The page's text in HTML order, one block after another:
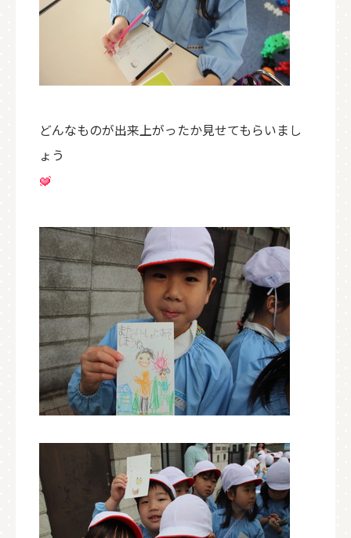
どんなものが出来上がったか見せてもらいまし
ょう